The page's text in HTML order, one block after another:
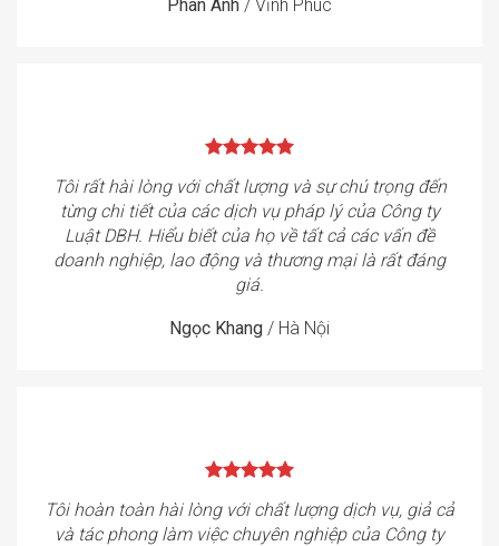
Phan Anh / Vĩnh Phúc
Tôi rất hài lòng với chất lượng và sự chú trọng đến
từng chi tiết của các dịch vụ pháp lý của Công ty
Luật DBH. Hiểu biết của họ về tất cả các vấn đề
doanh nghiệp, lao động và thương mại là rất đáng
giá.
Ngọc Khang / Hà Nội
Tôi hoàn toàn hài lòng với chất lượng dịch vụ, giả cả
và tác phong làm việc chuyên nghiệp của Công ty